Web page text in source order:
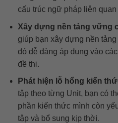
cấu trúc ngữ pháp liên
Xây dựng nền tảng vững
giúp bạn xây dựng nền
đó dễ dàng áp dụng vào
đề thi.
Phát hiện lỗ hổng kiến
tập theo từng Unit, bạn có
phần kiến thức mình còn
tập và bổ sung kịp thời.